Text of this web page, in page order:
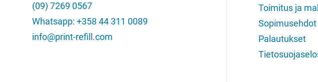
(09) 7269 0567
Whatsapp: +358 44 311 0089
info@print-refill.com
Toimitus ja
Sopimusehdot
Palautukset